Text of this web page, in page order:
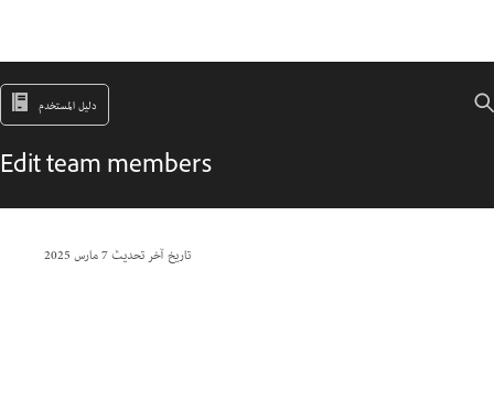
دليل المستخدم
Edit team members
تاريخ آخر تحديث7 مارس 2025